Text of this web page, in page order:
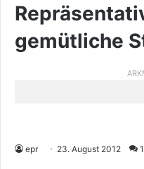
gemütliche
epr 23. August 2012 1